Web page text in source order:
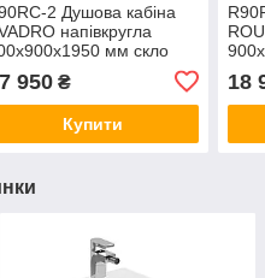
2 Душова кабіна
напівкругла
мм скло
950₴
Купити
18